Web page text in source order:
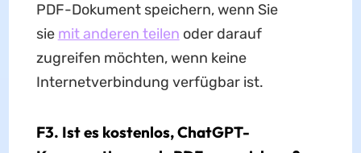
PDF-Dokument speichern, wenn Sie
sie mit anderen teilen oder darauf
zugreifen möchten, wenn keine
Internetverbindung verfügbar ist.
F3. Ist es kostenlos, ChatGPT-